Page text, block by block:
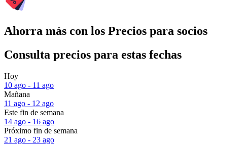
Ahorra más con los Precios para socios
Consulta precios para estas fechas
Hoy
10 ago - 11 ago
Mañana
11 ago - 12 ago
Este fin de semana
14 ago - 16 ago
Próximo fin de semana
21 ago - 23 ago